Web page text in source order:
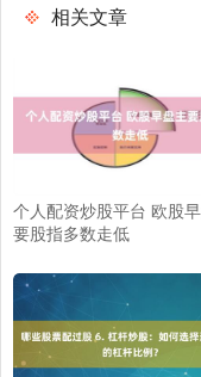
相关文章
个人配资炒股平台 欧股
要股指多数走低